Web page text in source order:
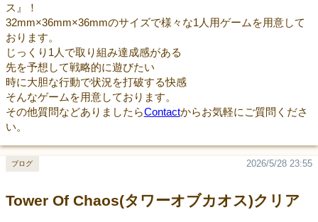
ス』！
32mm×36mm×36mmのサイズで様々な1人用ゲームを用意して
おります。
じっくり1人で取り組み達成感がある
先を予想して戦略的に遊びたい
時に大胆な行動で状況を打破する快感
そんなゲームを用意しております。
その他質問などありましたらContactからお気軽にご質問くださ
い。
Tower Of Chaos(タワーオブカオス)クリア
2026/5/28 23:55
ブログ